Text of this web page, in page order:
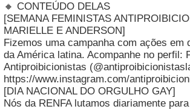
🔸 CONTEÚDO DELAS
[SEMANA FEMINISTAS
MARIELLE E ANDERSON]
Fizemos uma campanha com ações em
da América latina. Acompanhe no perfil:
Antiproibicionistas
https://www.instagram.com/
[DIA NACIONAL DO ORGULHO GAY]
Nós da RENFA lutamos diariamente